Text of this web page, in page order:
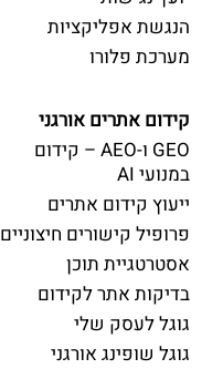
הנגשת אפליקציות
מערכת פלורו
קידום אתרים אורגני
GEO ו-AEO – קידום
במנועי AI
ייעוץ קידום אתרים
פרופיל קישורים חיצוניים
אסטרטגיית תוכן
בדיקות אתר לקידום
גוגל לעסק שלי
גוגל שופינג אורגני